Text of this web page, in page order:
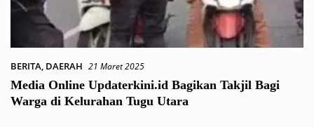
BERITA, DAERAH 21 Maret 2025
Media Online Updaterkini.id Bagikan Takjil Bagi
Warga di Kelurahan Tugu Utara